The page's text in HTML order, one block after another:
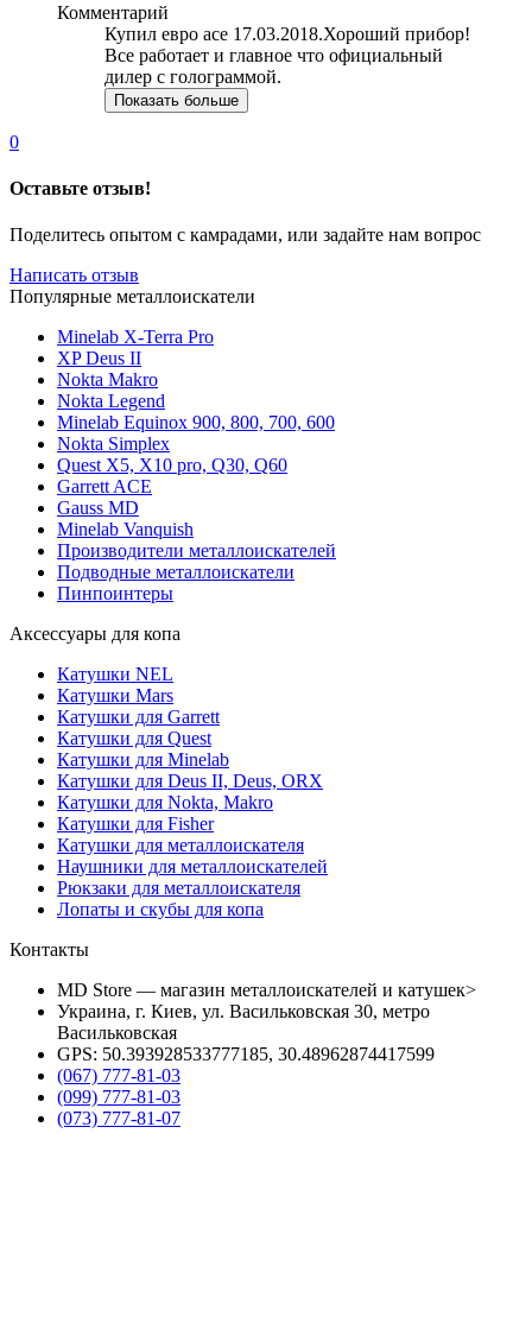
Комментарий
Купил евро асе 17.03.2018.Хороший прибор!
Все работает и главное что официальный
дилер с голограммой.
Показать больше
0
Оставьте отзыв!
Поделитесь опытом с камрадами, или задайте нам вопрос
Написать отзыв
Популярные металлоискатели
Minelab X-Terra Pro
XP Deus II
Nokta Makro
Nokta Legend
Minelab Equinox 900, 800, 700, 600
Nokta Simplex
Quest X5, X10 pro, Q30, Q60
Garrett ACE
Gauss MD
Minelab Vanquish
Производители металлоискателей
Подводные металлоискатели
Пинпоинтеры
Аксессуары для копа
Катушки NEL
Катушки Mars
Катушки для Garrett
Катушки для Quest
Катушки для Minelab
Катушки для Deus II, Deus, ORX
Катушки для Nokta, Makro
Катушки для Fisher
Катушки для металлоискателя
Наушники для металлоискателей
Рюкзаки для металлоискателя
Лопаты и скубы для копа
Контакты
MD Store — магазин металлоискателей и катушек>
Украина, г. Киев, ул. Васильковская 30, метро
Васильковская
GPS: 50.393928533777185, 30.48962874417599
(067) 777-81-03
(099) 777-81-03
(073) 777-81-07